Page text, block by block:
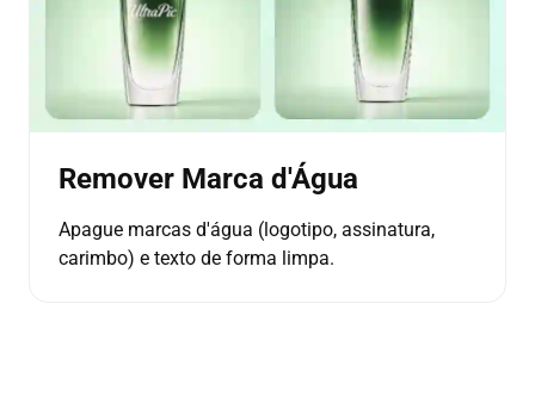
Remover Marca d'Água
Apague marcas d'água (logotipo, assinatura,
carimbo) e texto de forma limpa.